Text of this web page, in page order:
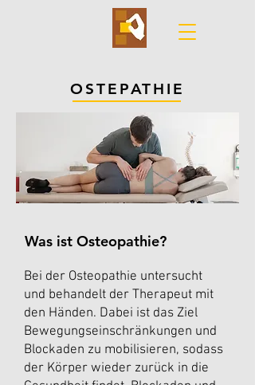
OSTEPATHIE
Was ist Osteopathie?
Bei der Osteopathie untersucht
und behandelt der Therapeut mit
den Händen. Dabei ist das Ziel
Bewegungseinschränkungen und
Blockaden zu mobilisieren, sodass
der Körper wieder zurück in die